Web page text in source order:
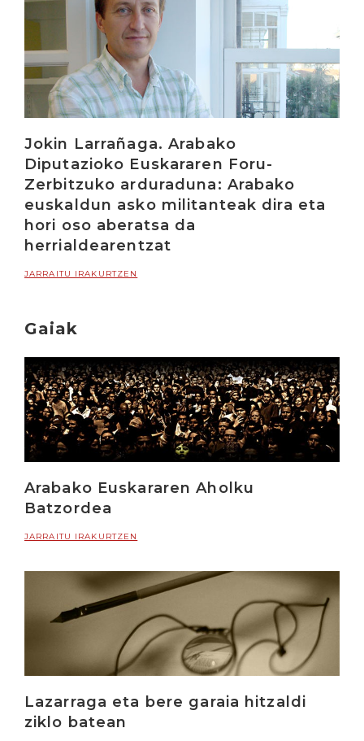
Jokin Larrañaga. Arabako
Diputazioko Euskararen Foru-
Zerbitzuko arduraduna: Arabako
euskaldun asko militanteak dira eta
hori oso aberatsa da
herrialdearentzat
JARRAITU IRAKURTZEN
Gaiak
Arabako Euskararen Aholku
Batzordea
JARRAITU IRAKURTZEN
Lazarraga eta bere garaia hitzaldi
ziklo batean